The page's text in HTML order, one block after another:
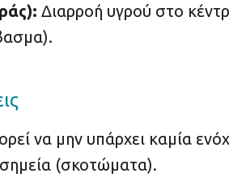
Διαρροή υγρού στο
να μην υπάρχει καμία
(σκοτώματα).